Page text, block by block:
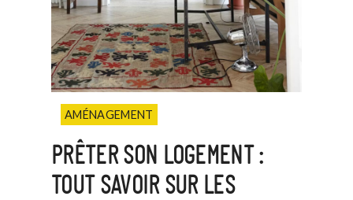
AMÉNAGEMENT
PRÊTER SON LOGEMENT :
TOUT SAVOIR SUR LES